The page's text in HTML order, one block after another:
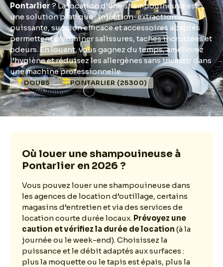
Pontarlier? La location d’une shampouineuse est
une solution pratique : injection-extraction
puissante, succion efficace et accessoires adaptés
permettent d’éliminer salissures, taches incrustées et
odeurs. En louant, vous gagnez du temps, améliorez
l’hygiène et réduisez les allergènes sans investir dans
une machine professionnelle.
DOUBS PONTARLIER (25300)
Où louer une shampouineuse à
Pontarlier en 2026 ?
Vous pouvez louer une shampouineuse dans
les agences de location d’outillage, certains
magasins d’entretien et via des services de
location courte durée locaux. Prévoyez une
caution et vérifiez la durée de location (à la
journée ou le week-end). Choisissez la
puissance et le débit adaptés aux surfaces :
plus la moquette ou le tapis est épais, plus la